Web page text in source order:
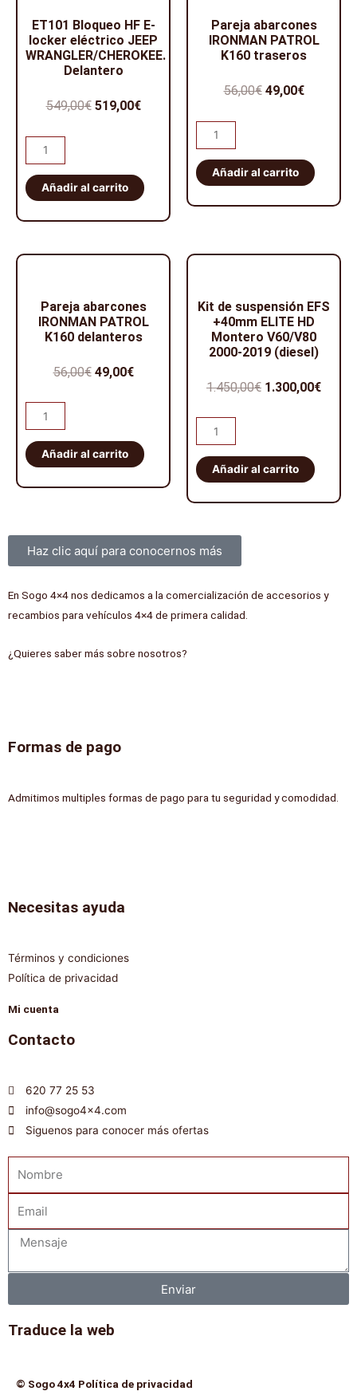
Off
duraluminio
cantidad
ET101 Bloqueo HF E-
locker eléctrico JEEP
WRANGLER/CHEROKEE.
Delantero
549,00€ El
era:
549,00€.
519,00€El
es:
519,00€.
ET101
Bloqueo
HF
E-
locker
Delantero
cantidad
Añadir al carrito
Pareja abarcones
IRONMAN PATROL
K160 traseros
56,00€ El
era:
56,00€.
49,00€El
es:
49,00€.
Pareja
abarcones
IRONMAN
PATROL
K160
Añadir al carrito
Pareja abarcones
IRONMAN PATROL
K160 delanteros
56,00€ El
era:
56,00€.
49,00€El
es:
49,00€.
Pareja
abarcones
IRONMAN
PATROL
K160
Añadir al carrito
Kit de suspensión EFS
+40mm ELITE HD
Montero V60/V80
2000-2019 (diesel)
1.450,00€ El
era:
1.450,00€.
1.300,00€El
de
suspensión
EFS
+40mm
HD
Montero
Añadir al carrito
Sobre nosotros
En Sogo 4×4 nos dedicamos a la comercialización de accesorios y
recambios para vehículos 4×4 de primera calidad.
¿Quieres saber más sobre nosotros?
Haz clic aquí para conocernos más
Formas de pago
Admitimos multiples formas de pago para tu seguridad y comodidad.
Necesitas ayuda
Términos y condiciones
Política de privacidad
Mi cuenta
Contacto
620 77 25 53
info@sogo4x4.com
Siguenos para conocer más ofertas
Mensaje
Enviar
Traduce la web
© Sogo 4x4 Política de privacidad